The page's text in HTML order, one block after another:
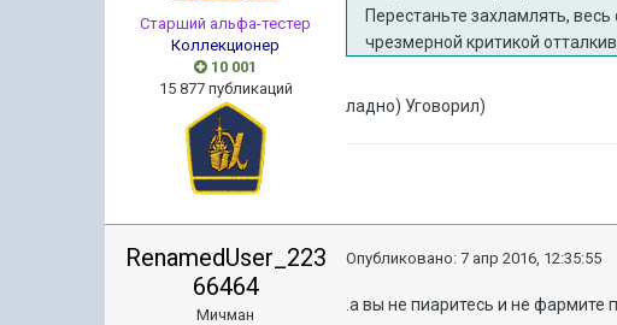
Старший альфа-тестер
Коллекционер
10 001
15 877 публикаций
Перестаньте захламлять,
чрезмерной критикой
ладно) Уговорил)
RenamedUser_223
66464
Мичман
Опубликовано:7 апр 2016, 12:35:55
.а вы не пиаритесь и не фармите